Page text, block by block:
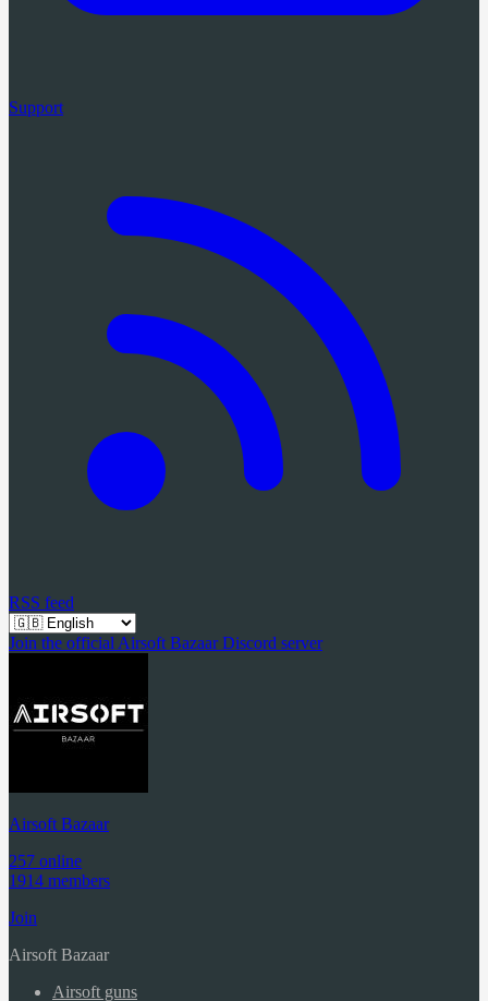
Support
RSS feed
Join the official Airsoft Bazaar Discord server
Airsoft Bazaar
257 online
1914 members
Join
Airsoft Bazaar
Airsoft guns